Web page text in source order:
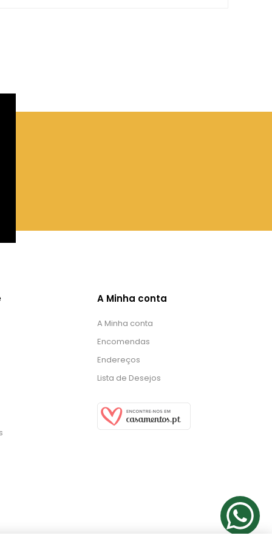
A Minha conta
A Minha conta
Encomendas
Endereços
Lista de Desejos